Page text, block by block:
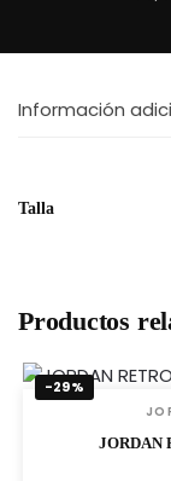
Información
Talla
Productos
-29%
JORDAN